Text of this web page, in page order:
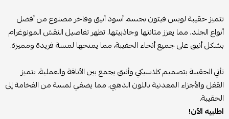
تتميز حقيبة لويس فيتون بجسم أسود أنيق وفاخر مصنوع من أفضل
أنواع الجلد، مما يعزز متانتها وجاذبيتها. تظهر تفاصيل النقش المونوغرام
بشكل أنيق على جميع أنحاء الحقيبة، مما يمنحها لمسة فريدة ومميزة.
تأتي الحقيبة بتصميم كلاسيكي وأنيق يجمع بين الأناقة والعملية. يتميز
القفل والأجزاء المعدنية باللون الذهبي، مما يضفي لمسة من الفخامة إلى
الحقيبة.
اطلبيه الآن!